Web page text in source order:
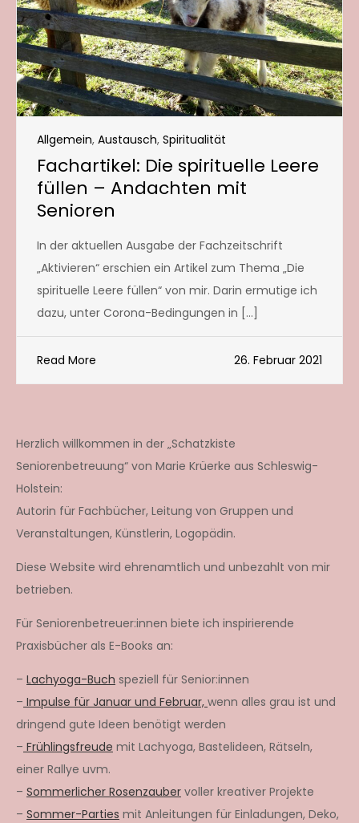
Allgemein, Austausch, Spiritualität
Fachartikel: Die spirituelle Leere
füllen – Andachten mit
Senioren
In der aktuellen Ausgabe der Fachzeitschrift
„Aktivieren“ erschien ein Artikel zum Thema „Die
spirituelle Leere füllen“ von mir. Darin ermutige ich
dazu, unter Corona-Bedingungen in […]
Read More 26. Februar 2021
Herzlich willkommen in der „Schatzkiste
Seniorenbetreuung“ von Marie Krüerke aus Schleswig-
Holstein:
Autorin für Fachbücher, Leitung von Gruppen und
Veranstaltungen, Künstlerin, Logopädin.
Diese Website wird ehrenamtlich und unbezahlt von mir
betrieben.
Für Seniorenbetreuer:innen biete ich inspirierende
Praxisbücher als E-Books an:
– Lachyoga-Buch speziell für Senior:innen
– Impulse für Januar und Februar, wenn alles grau ist und
dringend gute Ideen benötigt werden
– Frühlingsfreude mit Lachyoga, Bastelideen, Rätseln,
einer Rallye uvm.
– Sommerlicher Rosenzauber voller kreativer Projekte
– Sommer-Parties mit Anleitungen für Einladungen, Deko,